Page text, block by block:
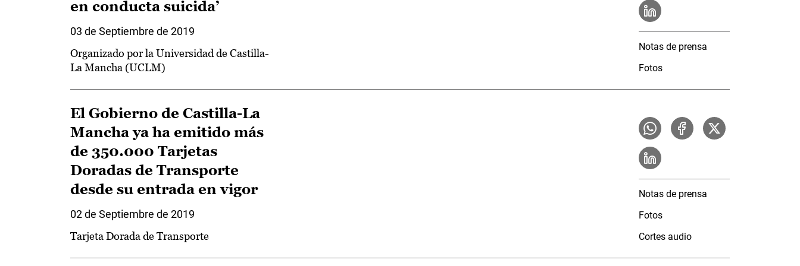
en conducta suicida’
03 de Septiembre de 2019
Organizado por la Universidad de Castilla-
La Mancha (UCLM)
Notas de prensa
Fotos
El Gobierno de Castilla-La
Mancha ya ha emitido más
de 350.000 Tarjetas
Doradas de Transporte
desde su entrada en vigor
02 de Septiembre de 2019
Tarjeta Dorada de Transporte
Notas de prensa
Fotos
Cortes audio